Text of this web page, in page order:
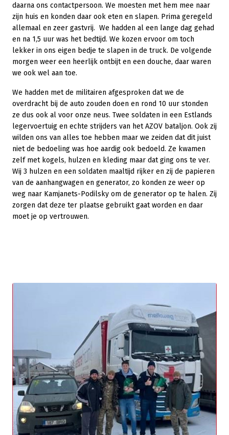
daarna ons contactpersoon. We moesten met hem mee naar
zijn huis en konden daar ook eten en slapen. Prima geregeld
allemaal en zeer gastvrij. We hadden al een lange dag gehad
en na 1,5 uur was het bedtijd. We kozen ervoor om toch
lekker in ons eigen bedje te slapen in de truck. De volgende
morgen weer een heerlijk ontbijt en een douche, daar waren
we ook wel aan toe.
We hadden met de militairen afgesproken dat we de
overdracht bij de auto zouden doen en rond 10 uur stonden
ze dus ook al voor onze neus. Twee soldaten in een Estlands
legervoertuig en echte strijders van het AZOV bataljon. Ook zij
wilden ons van alles toe hebben maar we zeiden dat dit juist
niet de bedoeling was hoe aardig ook bedoeld. Ze kwamen
zelf met kogels, hulzen en kleding maar dat ging ons te ver.
Wij 3 hulzen en een soldaten maaltijd rijker en zij de papieren
van de aanhangwagen en generator, zo konden ze weer op
weg naar Kamjanets-Podilsky om de generator op te halen. Zij
zorgen dat deze ter plaatse gebruikt gaat worden en daar
moet je op vertrouwen.